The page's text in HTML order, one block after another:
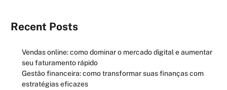
Recent Posts
Vendas online: como dominar o mercado digital e aumentar
seu faturamento rápido
Gestão financeira: como transformar suas finanças com
estratégias eficazes